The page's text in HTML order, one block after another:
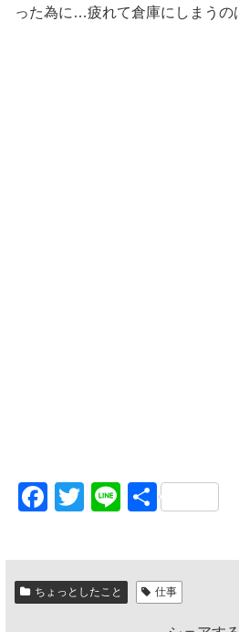
った為に…疲れて倉庫にしまうの
F
c
e
b
T
tt
er
Li
e
共
ちょっとしたこと 仕事